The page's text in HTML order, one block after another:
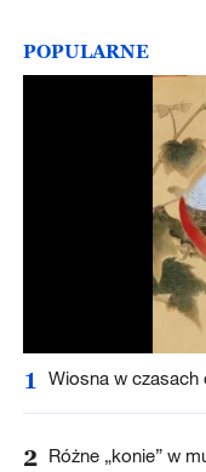
POPULARNE
1 Wiosna w czasach
2 Różne „konie” w